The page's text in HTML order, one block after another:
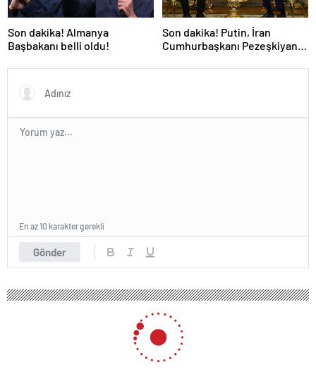
Son dakika! Almanya
Başbakanı belli oldu!
Son dakika! Putin, İran
Cumhurbaşkanı Pezeşkiyan
Gönder
En az 10 karakter gerekli